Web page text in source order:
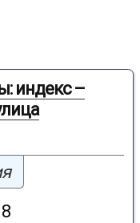
индекс –